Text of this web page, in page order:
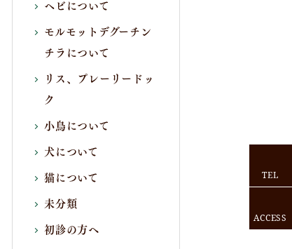
ヘビについて
モルモットデグーチン
チラについて
リス、プレーリードッ
ク
小鳥について
犬について
猫について
未分類
初診の方へ
TEL
ACCESS